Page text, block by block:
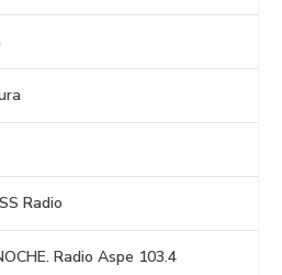
Radio
Radio Aspe 103.4